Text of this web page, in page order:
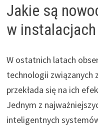
Jakie są
w
W ostatnich latach
technologii związanych
przekłada się na ich
Jednym z
inteligentnych